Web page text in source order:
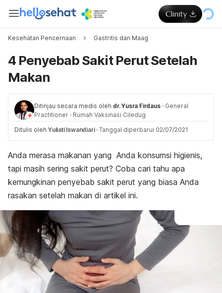
Kesehatan Pencernaan Gastritis dan Maag
4 Penyebab Sakit Perut Setelah
Makan
Ditinjau secara medis oleh dr. Yusra Firdaus · General
Practitioner · Rumah Vaksinasi Ciledug
Ditulis oleh Yuliati Iswandiari · Tanggal diperbarui 02/07/2021
Anda merasa makanan yang Anda konsumsi higienis,
tapi masih sering sakit perut? Coba cari tahu apa
kemungkinan penyebab sakit perut yang biasa Anda
rasakan setelah makan di artikel ini.